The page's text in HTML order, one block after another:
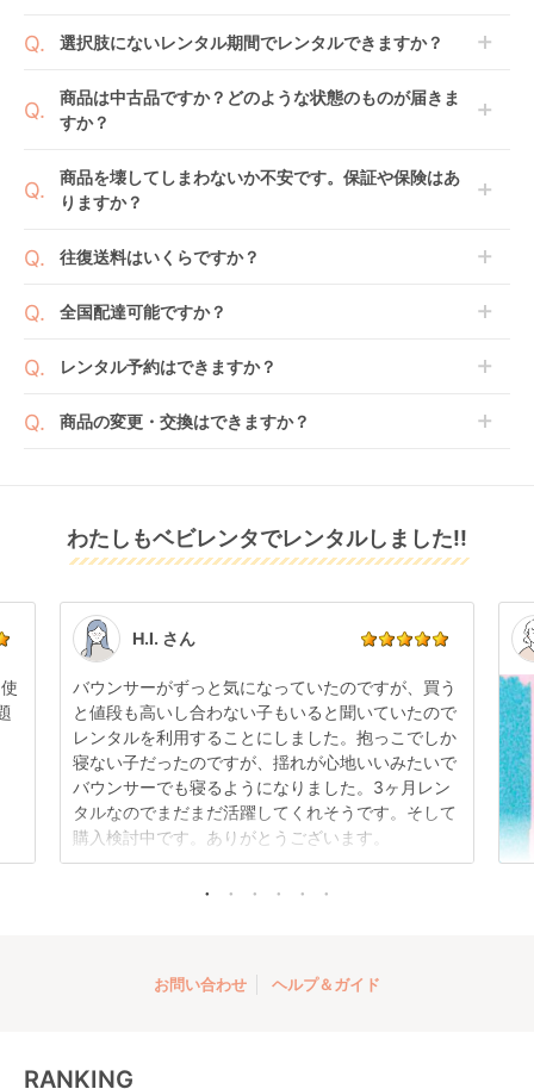
開始日1日目となります。
日までに配送業者（佐川急便）に商品の引渡しとなり
ます。
選択肢にないレンタル期間でレンタルできますか？
間の利用が可能です。
例えば4ヶ月の場合、3ヶ月レンタル＋1ヶ月延長とし
の上で、早期にご返却ください。
商品は中古品ですか？どのような状態のものが届きま
すか？
のもございます。
新品商品はメーカーから仕入れた状態のものをお送り
走行テストを行う場合がございます。
となる場合がございます。その際、メーカーの都合に
場合や、在庫切れによりご注文をキャンセルさせてい
い。
※万が一キャンセルとなった場合には、代金は全額ご
てお届けしております。そのため、小さなキズや使用
感はございますが、故障や大きなキズ、シミなどのリ
す。
点検清掃については
もご確認ください。
商品を壊してしまわないか不安です。保証や保険はあ
りますか？
おります。
ョンをご購入ください。
詳しくはこちらをご確認ください。
往復送料はいくらですか？
へ入れ、カートページから住所を入力すると送料が確
全国配達可能ですか？
※空港への配達はご対応できかねますのであらかじめ
レンタル予約はできますか？
可能ですので、商品のご注文時にご希望のお日にちに
商品の変更・交換はできますか？
また、レンタル期間の変更も商品発送前であれば変更
可能です。
い。
わたしもベビレンタでレンタルしました!!
H.I. さん
バウンサーがずっと気になっていたのですが、買う
と値段も高いし合わない子もいると聞いていたので
レンタルを利用することにしました。抱っこでしか
寝ない子だったのですが、揺れが心地いいみたいで
バウンサーでも寝るようになりました。3ヶ月レン
タルなのでまだまだ活躍してくれそうです。そして
購入検討中です。ありがとうございます。
お問い合わせ ヘルプ＆ガイド
RANKING